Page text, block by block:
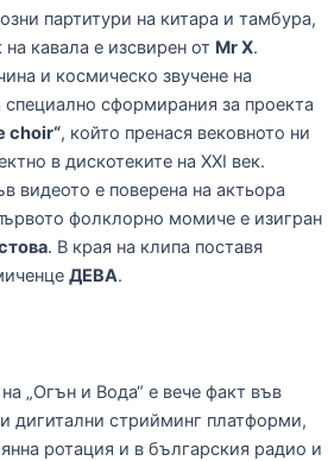
партитури на китара и тамбура,
кавала е изсвирен от Mr X.
и космическо звучене на
сформирания за проекта
choir“, който пренася вековното ни
в дискотеките на XXI век.
видеото е поверена на актьора
фолклорно момиче е изигран
. В края на клипа поставя
ДЕВА.
„Огън и Вода“ е вече факт във
дигитални стрийминг платформи,
ротация и в българския радио и